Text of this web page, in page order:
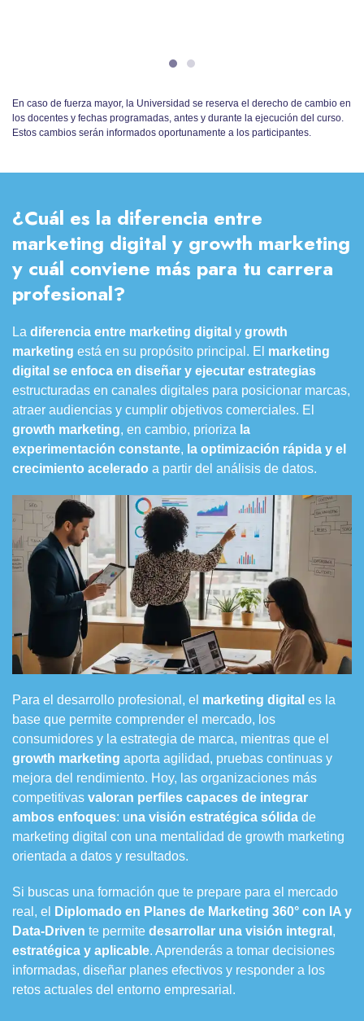
En caso de fuerza mayor, la Universidad se reserva el derecho de cambio en
los docentes y fechas programadas, antes y durante la ejecución del curso.
Estos cambios serán informados oportunamente a los participantes.
¿Cuál es la diferencia entre
marketing digital y growth marketing
y cuál conviene más para tu carrera
profesional?
La diferencia entre marketing digital y growth
marketing está en su propósito principal. El marketing
digital se enfoca en diseñar y ejecutar estrategias
estructuradas en canales digitales para posicionar marcas,
atraer audiencias y cumplir objetivos comerciales. El
growth marketing, en cambio, prioriza la
experimentación constante, la optimización rápida y el
crecimiento acelerado a partir del análisis de datos.
Para el desarrollo profesional, el marketing digital es la
base que permite comprender el mercado, los
consumidores y la estrategia de marca, mientras que el
growth marketing aporta agilidad, pruebas continuas y
mejora del rendimiento. Hoy, las organizaciones más
competitivas valoran perfiles capaces de integrar
ambos enfoques: una visión estratégica sólida de
marketing digital con una mentalidad de growth marketing
orientada a datos y resultados.
Si buscas una formación que te prepare para el mercado
real, el
Diplomado en Planes de Marketing 360° con IA y
Data-Driven te permite desarrollar una visión integral ,
estratégica y aplicable. Aprenderás a tomar decisiones
informadas, diseñar planes efectivos y responder a los
retos actuales del entorno empresarial.